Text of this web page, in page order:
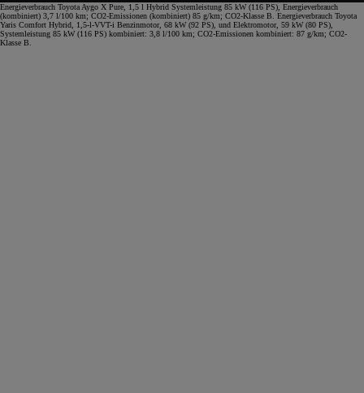
Energieverbrauch Toyota Aygo X Pure, 1,5 l Hybrid Systemleistung 85 kW (116 PS), Energieverbrauch
(kombiniert) 3,7 l/100 km; CO2-Emissionen (kombiniert) 85 g/km; CO2-Klasse B. Energieverbrauch Toyota
Yaris Comfort Hybrid, 1,5-l-VVT-i Benzinmotor, 68 kW (92 PS), und Elektromotor, 59 kW (80 PS),
Systemleistung 85 kW (116 PS) kombiniert: 3,8 l/100 km; CO2-Emissionen kombiniert: 87 g/km; CO2-
Klasse B.